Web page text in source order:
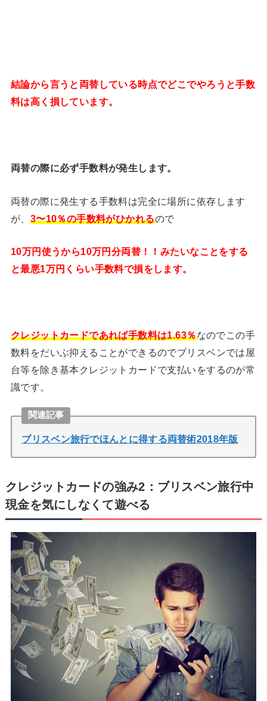
結論から言うと両替している時点でどこでやろうと手数
料は高く損しています。
両替の際に必ず手数料が発生します。
両替の際に発生する手数料は完全に場所に依存します
が、 3〜10％の手数料がひかれるので
10万円使うから10万円分両替！！みたいなことをする
と最悪1万円くらい手数料で損をします。
クレジットカードであれば手数料は1.63％ なのでこの手
数料をだいぶ抑えることができるのでブリスベンでは屋
台等を除き基本クレジットカードで支払いをするのが常
識です。
関連記事
ブリスベン旅行でほんとに得する両替術2018年版
クレジットカードの強み2：ブリスベン旅行中
現金を気にしなくて遊べる